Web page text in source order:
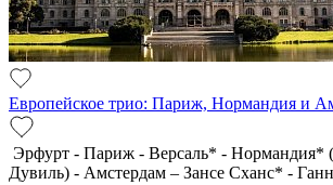
Европейское трио: Париж, Нормандия и
Эрфурт - Париж - Версаль* - Нормандия*
Дувиль) - Амстердам – Зансе Сханс* -